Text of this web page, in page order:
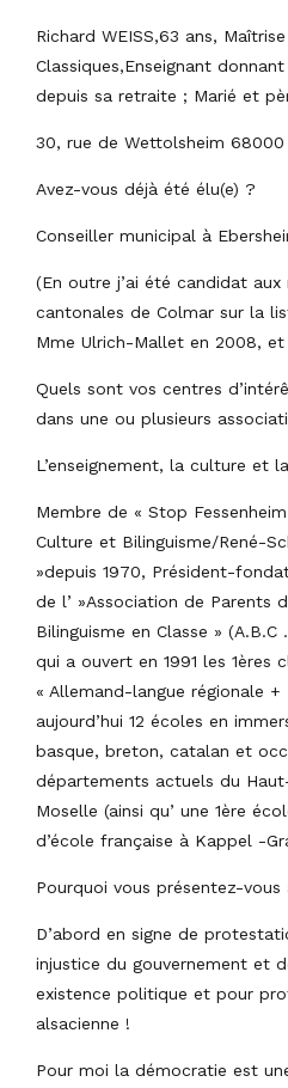
Richard WEISS,63 ans,
Classiques,Enseignant
depuis sa retraite ; Marié et
30, rue de Wettolsheim 68000
Avez-vous déjà été élu(e) ?
Conseiller municipal à
(En outre j’ai été candidat
cantonales de Colmar sur la
Mme Ulrich-Mallet en 2008,
Quels sont vos centres
dans une ou plusieurs
L’enseignement, la culture et
Membre de « Stop
Culture et Bilinguisme/René-
»depuis 1970, Président-
de l’ »Association de Parents
Bilinguisme en Classe » (A.B.C
qui a ouvert en 1991 les 1ères
« Allemand-langue régionale +
aujourd’hui 12 écoles en
basque, breton, catalan et
départements actuels du
Moselle (ainsi qu’ une 1ère
d’école française à Kappel -
Pourquoi vous présentez-
D’abord en signe de
injustice du gouvernement et
existence politique et pour
alsacienne !
Pour moi la démocratie est